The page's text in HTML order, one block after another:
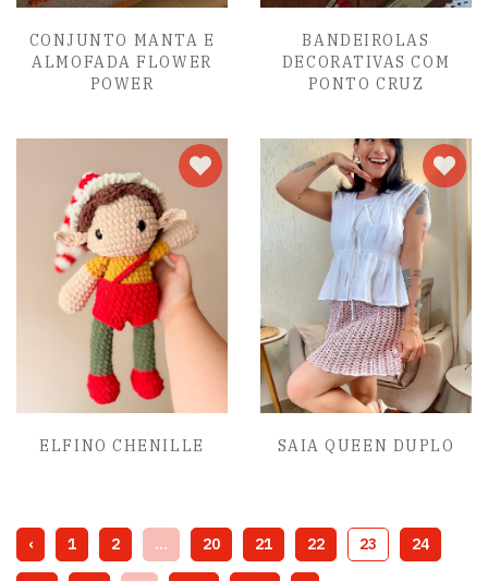
CONJUNTO MANTA E
ALMOFADA FLOWER
POWER
BANDEIROLAS
DECORATIVAS COM
PONTO CRUZ
ELFINO CHENILLE SAIA QUEEN DUPLO
‹ 1 2 ... 20 21 22 23 24